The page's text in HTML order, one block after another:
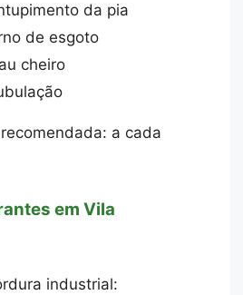
da pia
de esgoto
cheiro
a cada
em Vila
industrial: